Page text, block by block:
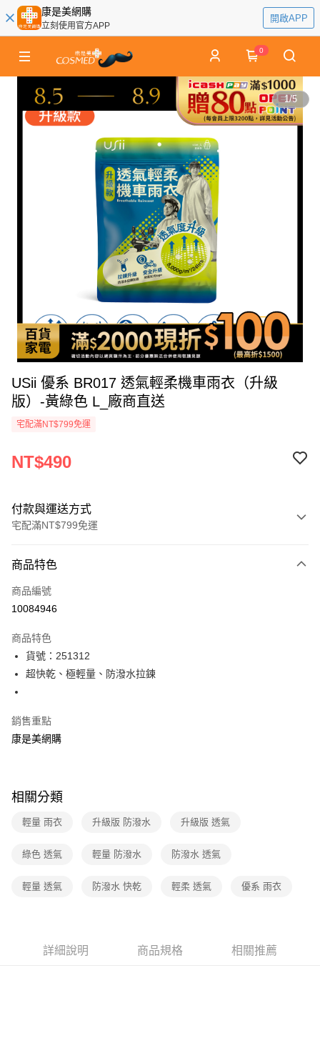
康是美網購
立刻使用官方APP
開啟APP
0
1/5
USii 優系 BR017 透氣輕柔機車雨衣（升級
版）-黃綠色 L_廠商直送
宅配滿NT$799免運
NT$490
付款與運送方式
宅配滿NT$799免運
icash Pay
信用卡一次付款
LINE Pay
Apple Pay
悠遊付
運送方式
宅配-下單後3-5個工作天配送(不含預購品)，箱購品分箱出貨
商品特色
商品編號
10084946
商品特色
貨號：251312
超快乾、極輕量、防潑水拉鍊
銷售重點
康是美網購
相關分類
輕量 雨衣 升級版 防潑水 升級版 透氣
綠色 透氣 輕量 防潑水 防潑水 透氣
輕量 透氣 防潑水 快乾 輕柔 透氣 優系 雨衣
詳細說明 商品規格 相關推薦